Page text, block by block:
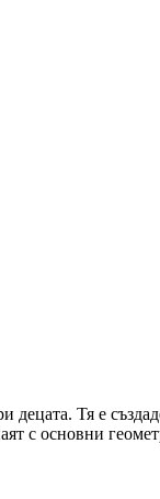
децата. Тя е
с основни